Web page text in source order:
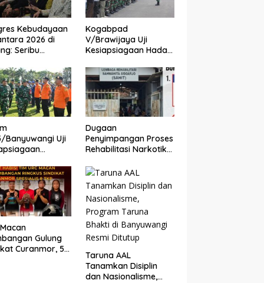
Kebudayaan
2026 di
Seribu
dan Masa
Budaya
Kogabpad
V/Brawijaya Uji
Kesiapsiagaan Hadapi
di Banyuwangi
Banyuwangi Uji
419 Personel
Dugaan
Penyimpangan Proses
Rehabilitasi Narkotika
Biaya Rp25 Juta
Disebut Masuk
Rekening Pribadi
Gulung
Curanmor, 5
Taruna AAL
Tanamkan Disiplin
dan Nasionalisme,